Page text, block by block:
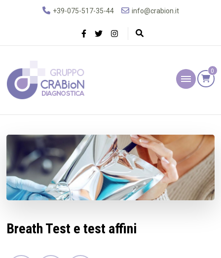
+39-075-517-35-44 info@crabion.it
Gruppo Crabion
Diagnostica
0
Breath Test e test affini